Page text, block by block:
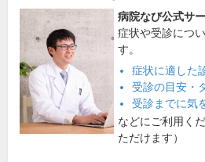
病院なび公式サ
症状や受診につ
す。
症状に適した
受診の目安・
受診までに気
などにご利用く
ただけます）